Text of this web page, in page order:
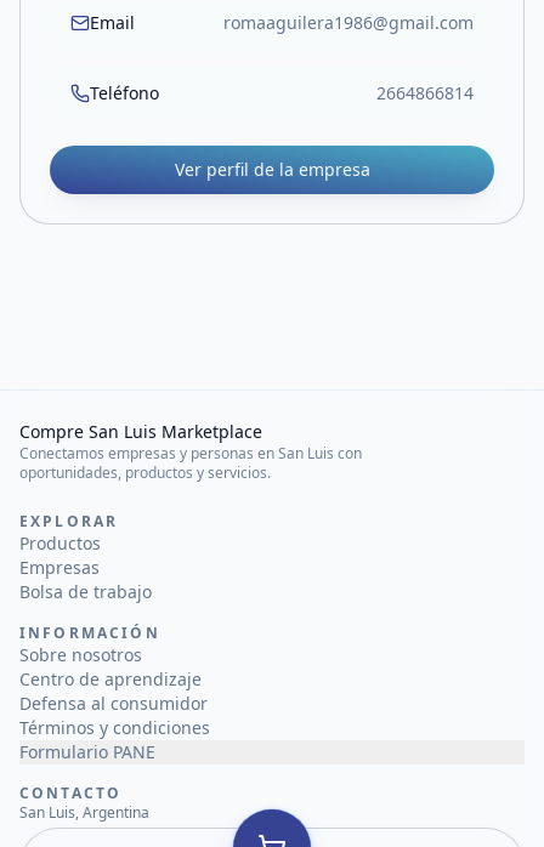
Email romaaguilera1986@gmail.com
Teléfono 2664866814
Ver perfil de la empresa
Compre San Luis Marketplace
Conectamos empresas y personas en San Luis con
oportunidades, productos y servicios.
EXPLORAR
Productos
Empresas
Bolsa de trabajo
INFORMACIÓN
Sobre nosotros
Centro de aprendizaje
Defensa al consumidor
Términos y condiciones
Formulario PANE
CONTACTO
San Luis, Argentina